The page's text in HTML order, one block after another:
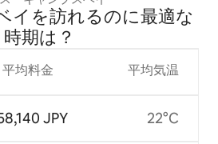
イを訪⁠れ⁠るの⁠に最⁠適⁠な
時⁠期⁠は⁠？
平均料金
JPY
平均気温
22°C